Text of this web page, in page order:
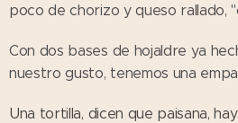
poco de chorizo y queso rallado,
Con dos bases de hojaldre ya
nuestro gusto, tenemos una
Una tortilla, dicen que paisana,